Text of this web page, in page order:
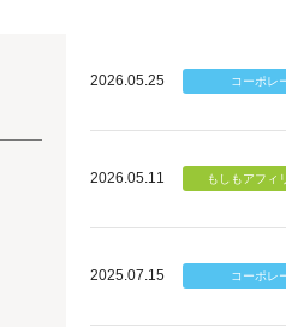
2026.05.25
2026.05.11
2025.07.15